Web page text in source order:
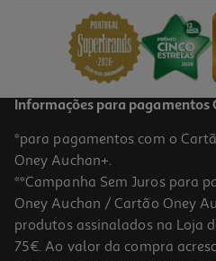
Informações para pagamentos
*para pagamentos com o
Oney Auchan+.
**Campanha Sem Juros para
Oney Auchan / Cartão Oney
produtos assinalados na Loja
75€. Ao valor da compra